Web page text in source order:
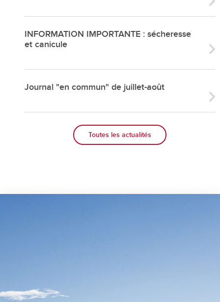
INFORMATION IMPORTANTE : sécheresse
et canicule
Journal "en commun" de juillet-août
Toutes les actualités